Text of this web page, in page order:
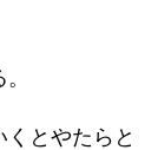
とやたらと